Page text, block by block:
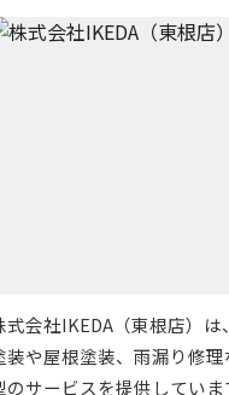
式会社IKEDA（東根店）
装や屋根塗装、雨漏り修
のサービスを提供していま